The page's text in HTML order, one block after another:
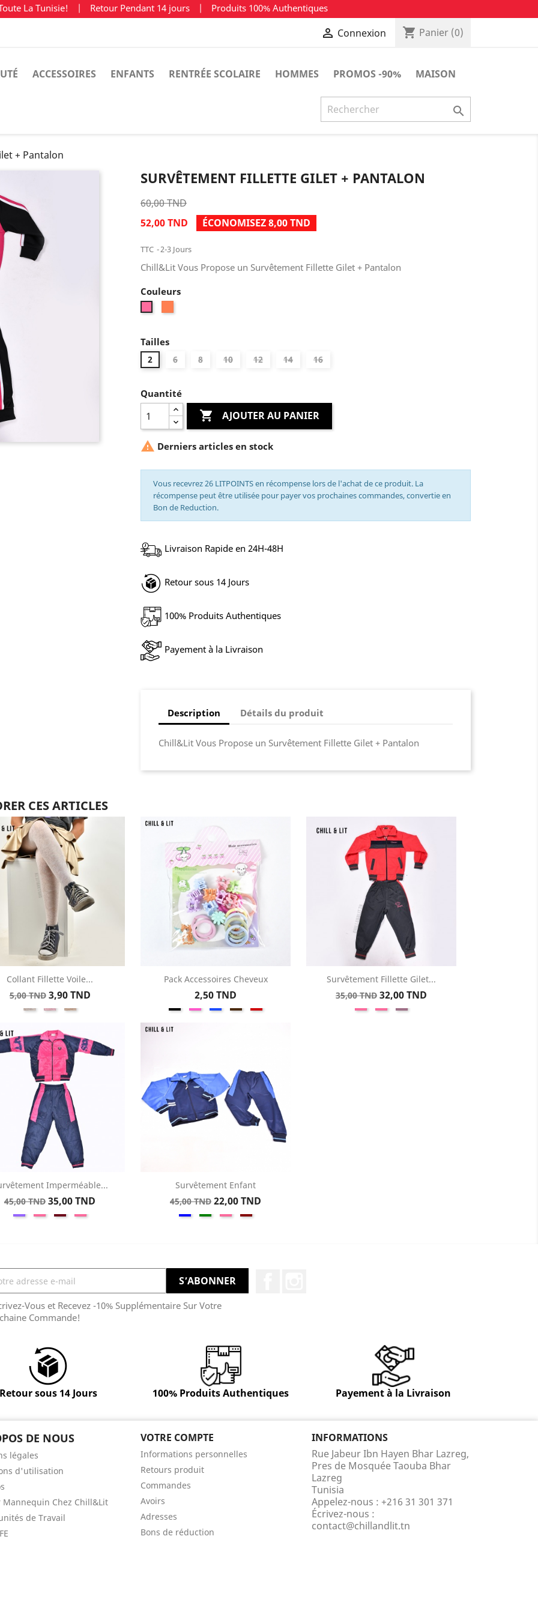
La Tunisie! | Retour Pendant 14 jours | Produits 100% Authentiques
 Connexion shopping_cart Panier (0)
ACCESSOIRES ENFANTS RENTRÉE SCOLAIRE HOMMES PROMOS -90% MAISON

+ Pantalon
SURVÊTEMENT FILLETTE GILET + PANTALON
60,00 TND
52,00 TND
ÉCONOMISEZ 8,00 TND
TTC 2-3 Jours
Chill&Lit Vous Propose un Survêtement Fillette Gilet + Pantalon
Couleurs
Tailles
2 6 8 10 12 14 16
Quantité
 AJOUTER AU PANIER
 Derniers articles en stock
Vous recevrez 26 LITPOINTS en récompense lors de l'achat de ce produit. La
récompense peut être utilisée pour payer vos prochaines commandes, convertie en
Bon de Reduction.
Livraison Rapide en 24H-48H
Retour sous 14 Jours
100% Produits Authentiques
Payement à la Livraison
Description Détails du produit
Chill&Lit Vous Propose un Survêtement Fillette Gilet + Pantalon
CES ARTICLES
Collant Fillette Voile...
Prix
5,00 TND Prix
3,90 TND

Pack Accessoires Cheveux
Prix
2,50 TND
Survêtement Fillette Gilet...
Prix
35,00 TND Prix
32,00 TND

Imperméable...
Prix
de
45,00 TND Prix
35,00 TND
 Aperçu rapide
Survêtement Enfant
Prix
de
45,00 TND Prix
22,00 TND

Vous et Recevez -10% Supplémentaire Sur Votre
Commande!
Retour sous 14 Jours 100% Produits Authentiques Payement à la Livraison
DE NOUS
légales
d'utilisation
Mannequin Chez Chill&Lit
de Travail
VOTRE COMPTE
Informations personnelles
Retours produit
Commandes
Avoirs
Adresses
Bons de réduction
INFORMATIONS
Rue Jabeur Ibn Hayen Bhar Lazreg,
Pres de Mosquée Taouba Bhar
Lazreg
Tunisia
Appelez-nous : +216 31 301 371
Écrivez-nous :
contact@chillandlit.tn